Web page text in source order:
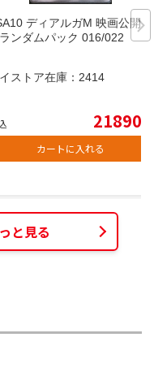
ディアルガM 映画公開記
ンダムパック 016/022
ストア在庫： 2414
21890
カートに入れる
と見る